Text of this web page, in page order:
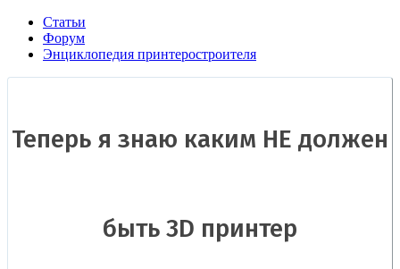
Статьи
Форум
Энциклопедия принтеростроителя
Теперь я знаю каким НЕ должен
быть 3D принтер